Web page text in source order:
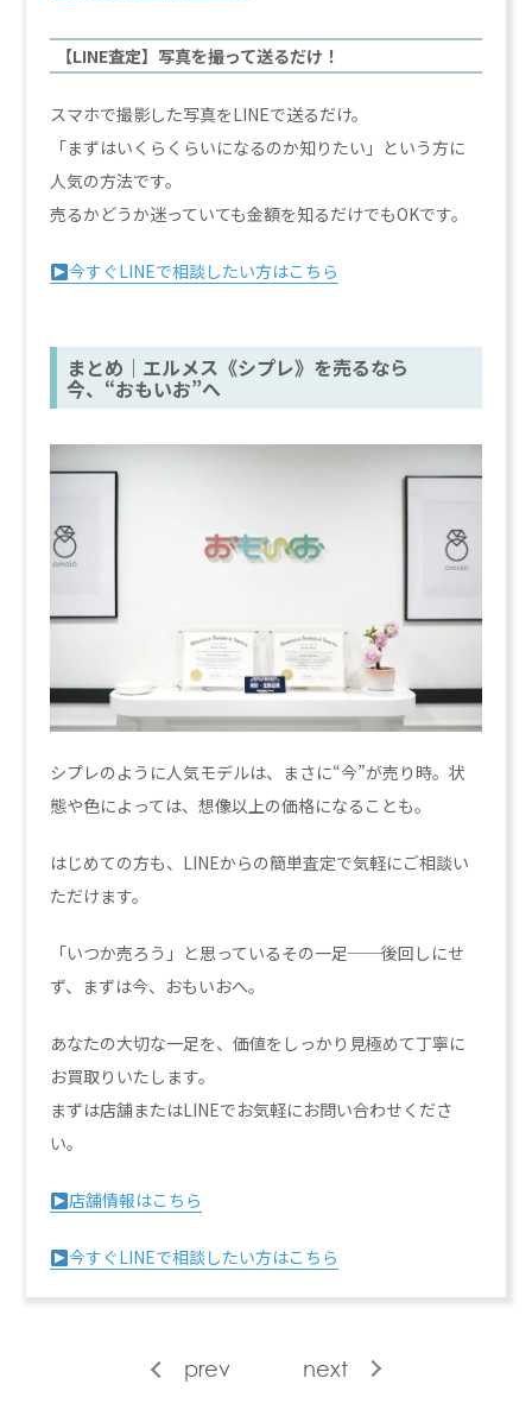
【LINE査定】写真を撮って送るだけ！
スマホで撮影した写真をLINEで送るだけ。
「まずはいくらくらいになるのか知りたい」という方に
人気の方法です。
売るかどうか迷っていても金額を知るだけでもOKです。
今すぐLINEで相談したい方はこちら
まとめ｜エルメス《シプレ》を売るなら
今、“おもいお”へ
シプレのように人気モデルは、まさに“今”が売り時。状
態や色によっては、想像以上の価格になることも。
はじめての方も、LINEからの簡単査定で気軽にご相談い
ただけます。
「いつか売ろう」と思っているその一足──後回しにせ
ず、まずは今、おもいおへ。
あなたの大切な一足を、価値をしっかり見極めて丁寧に
お買取りいたします。
まずは店舗またはLINEでお気軽にお問い合わせくださ
い。
店舗情報はこちら
今すぐLINEで相談したい方はこちら
prev next